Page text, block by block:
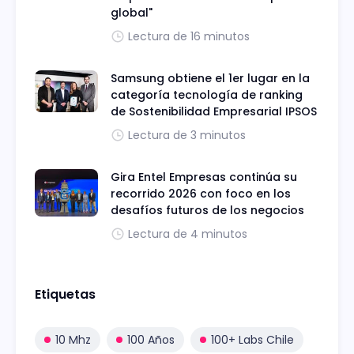
global"
Lectura de 16 minutos
Samsung obtiene el 1er lugar en la
categoría tecnología de ranking
de Sostenibilidad Empresarial IPSOS
Lectura de 3 minutos
Gira Entel Empresas continúa su
recorrido 2026 con foco en los
desafíos futuros de los negocios
Lectura de 4 minutos
Etiquetas
10 Mhz 100 Años 100+ Labs Chile